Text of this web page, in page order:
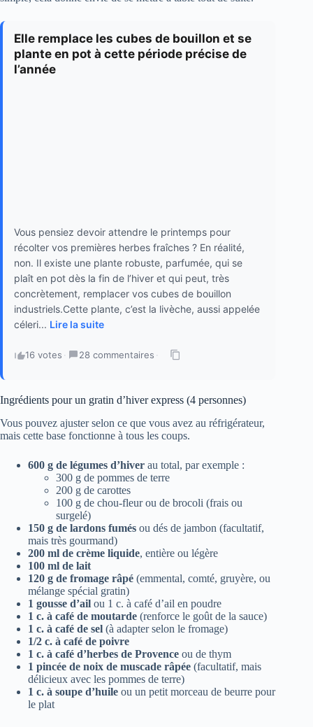
Elle remplace les cubes de bouillon et se
plante en pot à cette période précise de
l’année
Vous pensiez devoir attendre le printemps pour
récolter vos premières herbes fraîches ? En réalité,
non. Il existe une plante robuste, parfumée, qui se
plaît en pot dès la fin de l’hiver et qui peut, très
concrètement, remplacer vos cubes de bouillon
industriels.Cette plante, c’est la livèche, aussi appelée
céleri... Lire la suite
16 votes · 28 commentaires ·
Ingrédients pour un gratin d’hiver express (4 personnes)
Vous pouvez ajuster selon ce que vous avez au réfrigérateur,
mais cette base fonctionne à tous les coups.
600 g de légumes d’hiver au total, par exemple :
300 g de pommes de terre
200 g de carottes
100 g de chou-fleur ou de brocoli (frais ou
surgelé)
150 g de lardons fumés ou dés de jambon (facultatif,
mais très gourmand)
200 ml de crème liquide, entière ou légère
100 ml de lait
120 g de fromage râpé (emmental, comté, gruyère, ou
mélange spécial gratin)
1 gousse d’ail ou 1 c. à café d’ail en poudre
1 c. à café de moutarde (renforce le goût de la sauce)
1 c. à café de sel (à adapter selon le fromage)
1/2 c. à café de poivre
1 c. à café d’herbes de Provence ou de thym
1 pincée de noix de muscade râpée (facultatif, mais
délicieux avec les pommes de terre)
1 c. à soupe d’huile ou un petit morceau de beurre pour
le plat